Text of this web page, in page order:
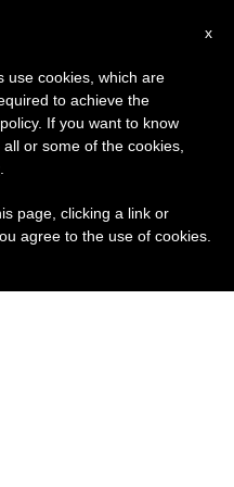
كوريا
x
use cookies, which are
to achieve the
If you want to know
or some of the cookies,
page, clicking a link or
agree to the use of cookies.